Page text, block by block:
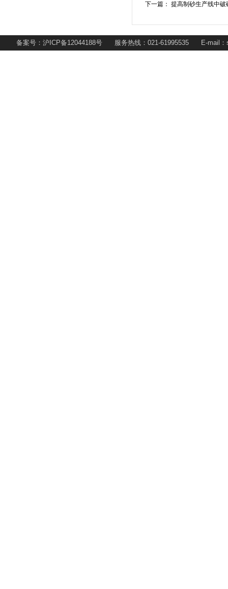
下一篇： 提高制砂生产线中
备案号：沪ICP备12044188号 服务热线：021-61995535 E-mail